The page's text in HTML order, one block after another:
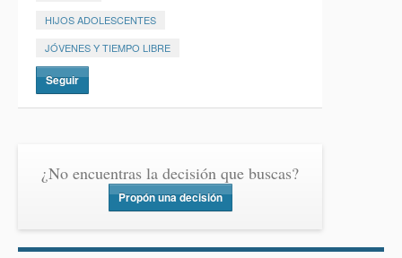
HIJOS ADOLESCENTES
JÓVENES Y TIEMPO LIBRE
Seguir
¿No encuentras la decisión que buscas?
Propón una decisión